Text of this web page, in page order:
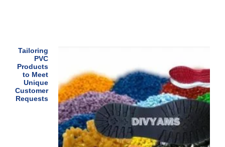
Tailoring
PVC
Products
to Meet
Unique
Customer
Requests